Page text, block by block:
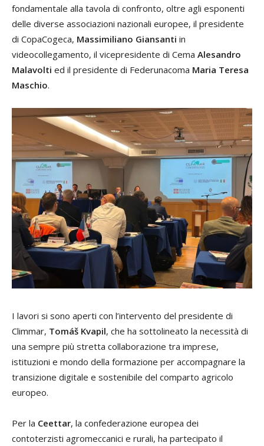
fondamentale alla tavola di confronto, oltre agli esponenti
delle diverse associazioni nazionali europee, il presidente
di CopaCogeca, Massimiliano Giansanti in
videocollegamento, il vicepresidente di Cema Alesandro
Malavolti ed il presidente di Federunacoma Maria Teresa
Maschio.
I lavori si sono aperti con l’intervento del presidente di
Climmar, Tomáš Kvapil, che ha sottolineato la necessità di
una sempre più stretta collaborazione tra imprese,
istituzioni e mondo della formazione per accompagnare la
transizione digitale e sostenibile del comparto agricolo
europeo.
Per la Ceettar, la confederazione europea dei
contoterzisti agromeccanici e rurali, ha partecipato il